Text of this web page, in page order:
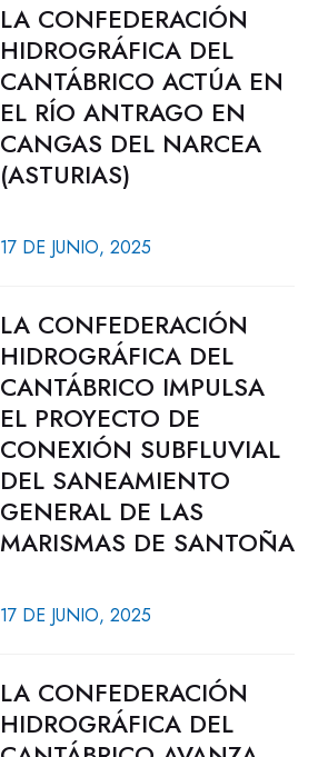
LA CONFEDERACIÓN
HIDROGRÁFICA DEL
CANTÁBRICO ACTÚA EN
EL RÍO ANTRAGO EN
CANGAS DEL NARCEA
(ASTURIAS)
17 DE JUNIO, 2025
LA CONFEDERACIÓN
HIDROGRÁFICA DEL
CANTÁBRICO IMPULSA
EL PROYECTO DE
CONEXIÓN SUBFLUVIAL
DEL SANEAMIENTO
GENERAL DE LAS
MARISMAS DE SANTOÑA
17 DE JUNIO, 2025
LA CONFEDERACIÓN
HIDROGRÁFICA DEL